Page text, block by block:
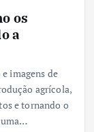
os
a
imagens de
agrícola,
e tornando o
uma…